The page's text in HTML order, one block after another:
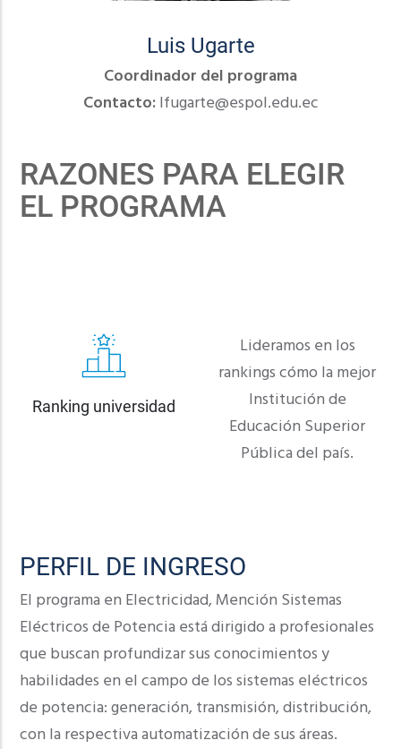
Luis Ugarte
Coordinador del programa
Contacto:lfugarte@espol.edu.ec
RAZONES PARA ELEGIR
EL PROGRAMA
Ranking universidad
Lideramos en los
rankings cómo la mejor
Institución de
Educación Superior
Pública del país.
PERFIL DE INGRESO
El programa en Electricidad, Mención Sistemas
Eléctricos de Potencia está dirigido a profesionales
que buscan profundizar sus conocimientos y
habilidades en el campo de los sistemas eléctricos
de potencia: generación, transmisión, distribución,
con la respectiva automatización de sus áreas.